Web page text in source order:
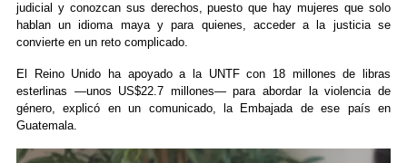
judicial y conozcan sus derechos, puesto que hay mujeres que solo
hablan un idioma maya y para quienes, acceder a la justicia se
convierte en un reto complicado.
El Reino Unido ha apoyado a la UNTF con 18 millones de libras
esterlinas —unos US$22.7 millones— para abordar la violencia de
género, explicó en un comunicado, la Embajada de ese país en
Guatemala.